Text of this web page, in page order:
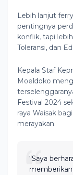
Lebih lanjut
pentingnya
konflik, tapi
Toleransi, dan
Kepala Staf
Moeldoko
Festival 2024
raya Waisak
merayakan.
“Saya